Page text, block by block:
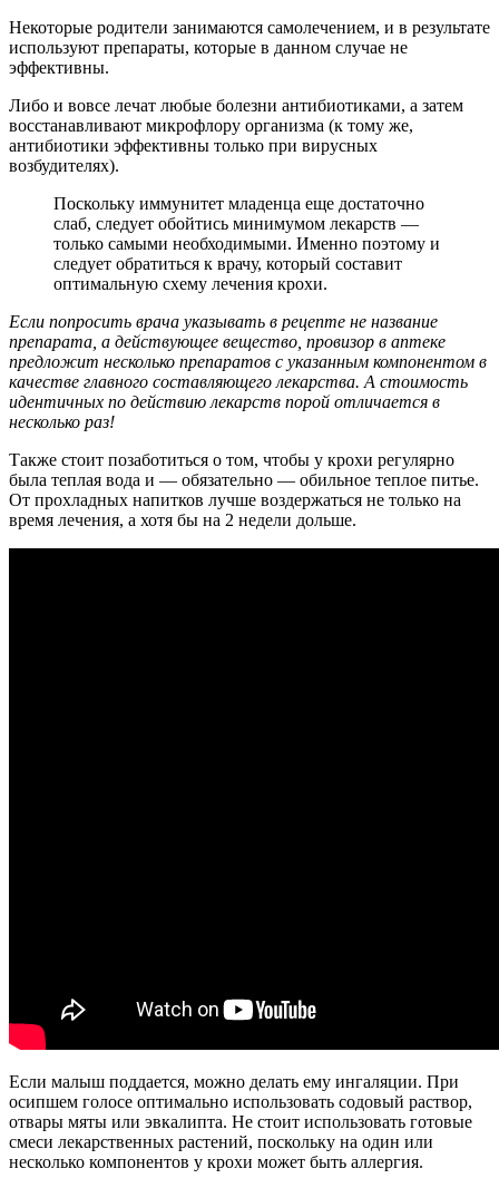
Некоторые родители занимаются самолечением, и в результате
используют препараты, которые в данном случае не
эффективны.
Либо и вовсе лечат любые болезни антибиотиками, а затем
восстанавливают микрофлору организма (к тому же,
антибиотики эффективны только при вирусных
возбудителях).
Поскольку иммунитет младенца еще достаточно
слаб, следует обойтись минимумом лекарств —
только самыми необходимыми. Именно поэтому и
следует обратиться к врачу, который составит
оптимальную схему лечения крохи.
Если попросить врача указывать в рецепте не название
препарата, а действующее вещество, провизор в аптеке
предложит несколько препаратов с указанным компонентом в
качестве главного составляющего лекарства. А стоимость
идентичных по действию лекарств порой отличается в
несколько раз!
Также стоит позаботиться о том, чтобы у крохи регулярно
была теплая вода и — обязательно — обильное теплое питье.
От прохладных напитков лучше воздержаться не только на
время лечения, а хотя бы на 2 недели дольше.
Если малыш поддается, можно делать ему ингаляции. При
осипшем голосе оптимально использовать содовый раствор,
отвары мяты или эвкалипта. Не стоит использовать готовые
смеси лекарственных растений, поскольку на один или
несколько компонентов у крохи может быть аллергия.